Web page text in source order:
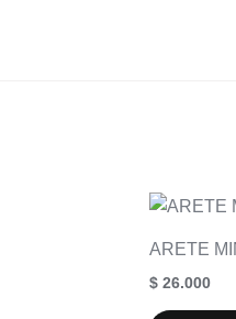
ARETE
$ 26.000